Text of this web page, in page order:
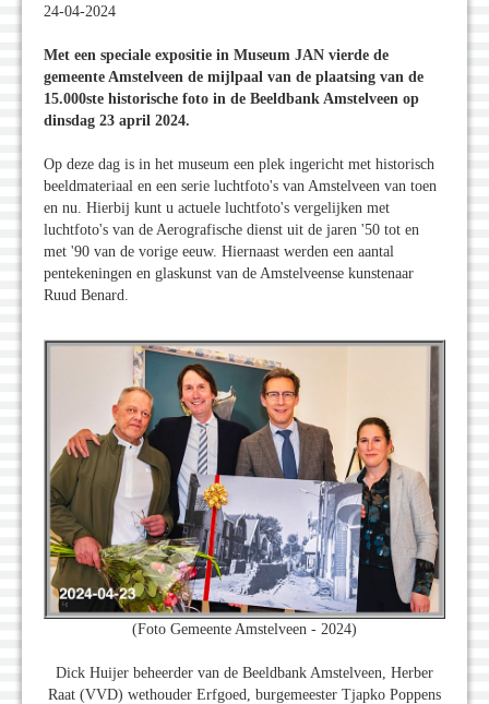
24-04-2024
Met een speciale expositie in Museum JAN vierde de
gemeente Amstelveen de mijlpaal van de plaatsing van de
15.000ste historische foto in de Beeldbank Amstelveen op
dinsdag 23 april 2024.
Op deze dag is in het museum een plek ingericht met historisch
beeldmateriaal en een serie luchtfoto's van Amstelveen van toen
en nu. Hierbij kunt u actuele luchtfoto's vergelijken met
luchtfoto's van de Aerografische dienst uit de jaren '50 tot en
met '90 van de vorige eeuw. Hiernaast werden een aantal
pentekeningen en glaskunst van de Amstelveense kunstenaar
Ruud Benard.
(Foto Gemeente Amstelveen - 2024)
Dick Huijer beheerder van de Beeldbank Amstelveen, Herber
Raat (VVD) wethouder Erfgoed, burgemeester Tjapko Poppens